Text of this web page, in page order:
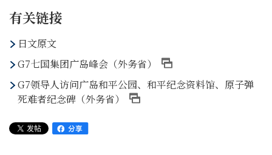
有关链接
日文原文
G7七国集团广岛峰会（外务省）
G7领导人访问广岛和平公园、和平纪念资料馆、原子弹
死难者纪念碑（外务省）